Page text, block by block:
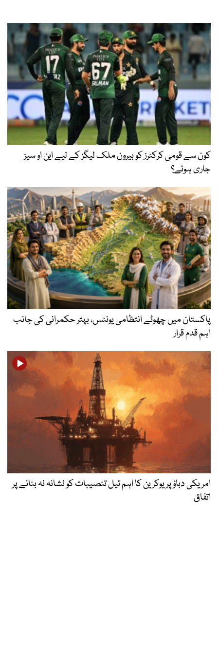
کون سے قومی کرکٹرز کو بیرون ملک لیگز کے لیے این او سیز
جاری ہوئے؟
پاکستان میں چھوٹے انتظامی یونٹس، بہتر حکمرانی کی جانب
اہم قدم قرار
امریکی دباؤ پر یوکرین کا اہم تیل تنصیبات کو نشانہ نہ بنانے پر
اتفاق